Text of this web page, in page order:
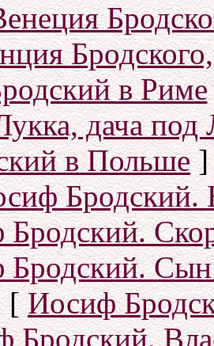
в Риме
дача под
в Польше]
Бродский.
[Иосиф
Бродский.